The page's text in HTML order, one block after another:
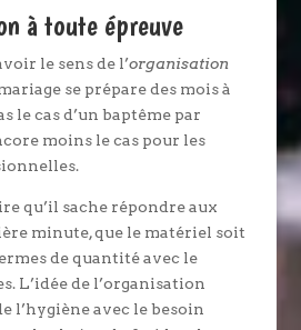
à toute épreuve
le sens de l’organisation
se prépare des mois à
le cas d’un baptême par
moins le cas pour les
qu’il sache répondre aux
minute, que le matériel soit
de quantité avec le
L’idée de l’organisation
l’hygiène avec le besoin